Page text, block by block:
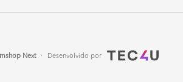
Next · Desenvolvido por